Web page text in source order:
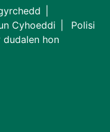
Cyhoeddi
Polisi
dudalen hon